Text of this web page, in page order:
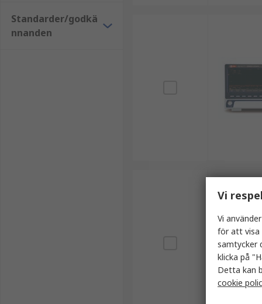
Standarder/godkä
nnanden
Vi
Vi
för att visa
samtycker
klicka på
Detta kan
cookie